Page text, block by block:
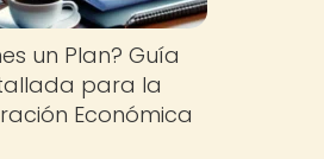
un Plan? Guía
para la
Económica